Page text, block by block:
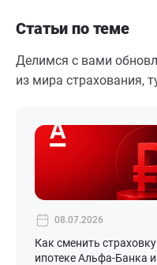
Статьи по теме
Делимся с вами
из мира страхования,
08.07.2026
Как сменить
ипотеке Альфа-Банка и